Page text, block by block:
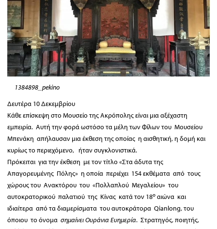
1384898_pekino
Δευτέρα 10 Δεκεμβρίου
Κάθε επίσκεψη στο Μουσείο της Ακρόπολης είναι μια αξέχαστη
εμπειρία. Αυτή την φορά ωστόσο τα μέλη των Φίλων του Μουσείου
Μπενάκη απήλαυσαν μια έκθεση της οποίας η αισθητική, η δομή και
κυρίως το περιεχόμενο, ήταν συγκλονιστικά.
Πρόκειται για την έκθεση με τον τίτλο «Στα άδυτα της
Απαγορευμένης Πόλης» η οποία περιέχει 154 εκθέματα από τους
χώρους του Ανακτόρου του «Πολλαπλού Μεγαλείου» του
αυτοκρατορικού παλατιού της Κίνας κατά τον 18ο αιώνα και
ιδιαίτερα από τα διαμερίσματα του αυτοκράτορα Qianlong, του
όποιου το όνομα σημαίνει Ουράνια Ευημερία. Στρατηγός, ποιητής,